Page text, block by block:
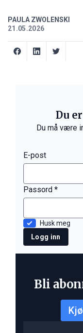
PAULA ZWOLENSKI
21.05.2026
Du
Du må være
E-post
Passord *
Husk meg
Logg inn
Bli